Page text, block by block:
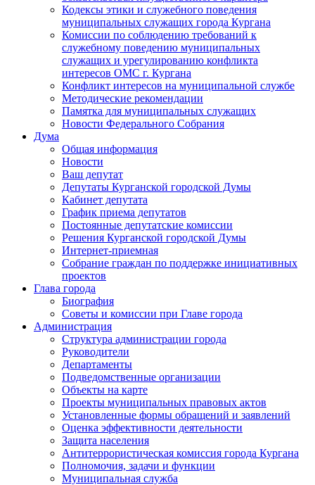
Кодексы этики и служебного поведения
муниципальных служащих города Кургана
Комиссии по соблюдению требований к
служебному поведению муниципальных
служащих и урегулированию конфликта
интересов ОМС г. Кургана
Конфликт интересов на муниципальной службе
Методические рекомендации
Памятка для муниципальных служащих
Новости Федерального Cобрания
Дума
Общая информация
Новости
Ваш депутат
Депутаты Курганской городской Думы
Кабинет депутата
График приема депутатов
Постоянные депутатские комиссии
Решения Курганской городской Думы
Интернет-приемная
Собрание граждан по поддержке инициативных
проектов
Глава города
Биография
Советы и комиссии при Главе города
Администрация
Структура администрации города
Руководители
Департаменты
Подведомственные организации
Объекты на карте
Проекты муниципальных правовых актов
Установленные формы обращений и заявлений
Оценка эффективности деятельности
Защита населения
Антитеррористическая комиссия города Кургана
Полномочия, задачи и функции
Муниципальная служба